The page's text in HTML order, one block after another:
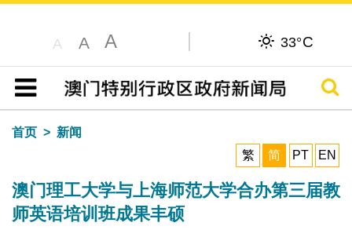
A A A 33°C
目录
搜寻
首页
新闻
繁
简 PT EN
澳门理工大学与上海师范大学合办第三届教
师英语培训班成果丰硕